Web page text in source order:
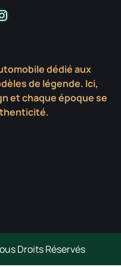
dédié aux
de légende. Ici,
et chaque époque se
Droits Réservés